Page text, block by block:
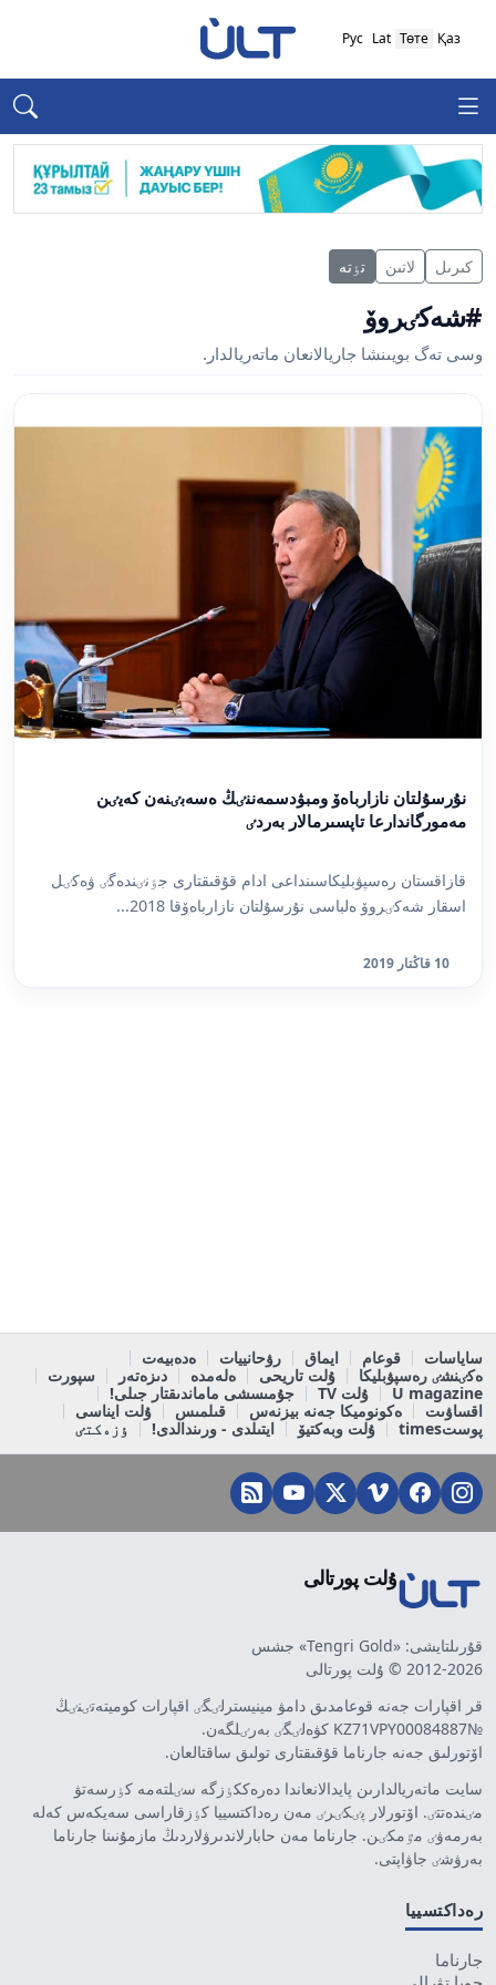
Қаз
Төте
Lat
Рус
كىرىل لاتىن تٶتە
#شەكٸروۆ
وسى تەگ بويىنشا جاريالانعان ماتەريالدار.
نۇرسۇلتان نازارباەۆ ومبۋدسمەننٸڭ ەسەبٸنەن كەيٸن
مەمورگاندارعا تاپسىرمالار بەردٸ
قازاقستان رەسپۋبليكاسىنداعى ادام قۇقىقتارى جٶنٸندەگٸ ۋەكٸل
اسقار شەكٸروۆ ەلباسى نۇرسۇلتان نازارباەۆقا 2018...
10 قاڭتار 2019
ساياسات قوعام ايماق رۋحانييات
ەدەبيەت
ەكٸنشٸ رەسپۋبليكا
ۇلت تاريحى ەلەمدە دىزەتەر
سپورت
U magazine
ۇلت TV
جۇمىسشى ماماندىقتار جىلى!
اقساۋىت
ەكونوميكا جەنە بيزنەس قىلمىس
ۇلت ايناسى
پوستtimes
ۇلت وبەكتيۆ ايتىلدى - ورىندالدى! ٶزەكتٸ
ۇلت پورتالى
قۇرىلتايشى: «Tengri Gold» جشس
2012-2026 © ۇلت پورتالى
قر اقپارات جەنە قوعامدىق دامۋ مينيسترلٸگٸ اقپارات كوميتەتٸنٸڭ
№KZ71VPY00084887 كۋەلٸگٸ بەرٸلگەن.
اۆتورلىق جەنە جارناما قۇقىقتارى تولىق ساقتالعان.
سايت ماتەريالدارىن پايدالانعاندا دەرەككٶزگە سٸلتەمە كٶرسەتۋ
مٸندەتتٸ. اۆتورلار پٸكٸرٸ مەن رەداكتسييا كٶزقاراسى سەيكەس كەلە
بەرمەۋٸ مٷمكٸن. جارناما مەن حابارلاندىرۋلاردىڭ مازمۇنىنا جارناما
بەرۋشٸ جاۋاپتى.
رەداكتسييا
جارناما